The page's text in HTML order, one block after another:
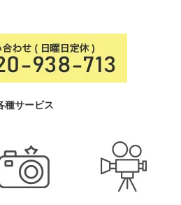
種サービス